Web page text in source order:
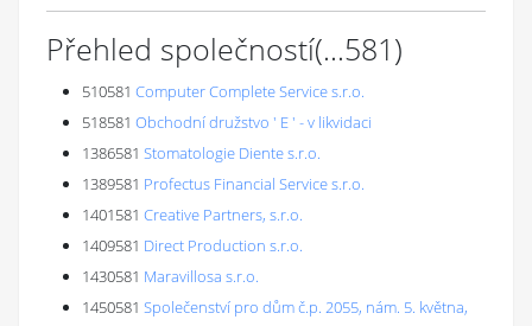
Přehled společností(...581)
510581 Computer Complete Service s.r.o.
518581 Obchodní družstvo ' E ' - v likvidaci
1386581 Stomatologie Diente s.r.o.
1389581 Profectus Financial Service s.r.o.
1401581 Creative Partners, s.r.o.
1409581 Direct Production s.r.o.
1430581 Maravillosa s.r.o.
1450581 Společenství pro dům č.p. 2055, nám. 5. května,